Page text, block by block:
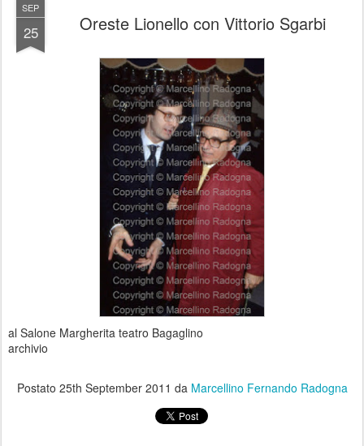
SEP
25 Oreste Lionello con Vittorio Sgarbi
al Salone Margherita teatro Bagaglino
archivio
Postato 25th September 2011 da Marcellino Fernando Radogna